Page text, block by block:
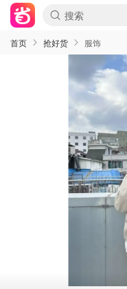
首页 抢好货 服饰